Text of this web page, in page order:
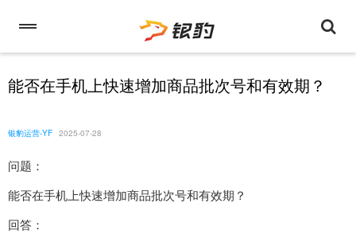
能否在手机上快速增加商品批次号和有效期？
银豹运营-YF 2025-07-28
问题：
能否在手机上快速增加商品批次号和有效期？
回答：